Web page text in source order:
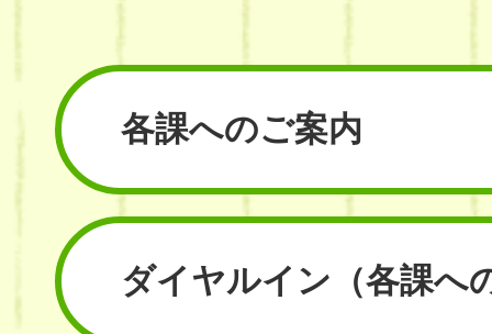
各課へのご案内
ダイヤルイン （各課へ